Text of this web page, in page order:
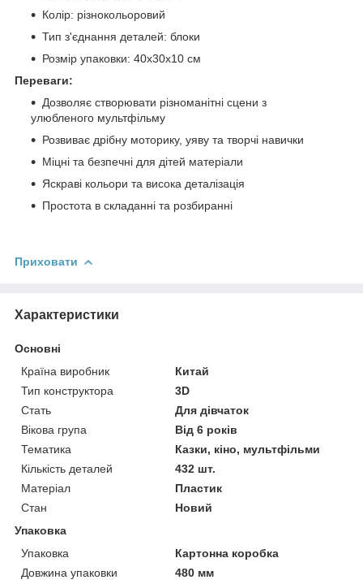
Колір: різнокольоровий
Тип з'єднання деталей: блоки
Розмір упаковки: 40х30х10 см
Переваги:
Дозволяє створювати різноманітні сцени з
улюбленого мультфільму
Розвиває дрібну моторику, уяву та творчі навички
Міцні та безпечні для дітей матеріали
Яскраві кольори та висока деталізація
Простота в складанні та розбиранні
Приховати
Характеристики
Основні
Країна виробник
Китай
Тип конструктора
3D
Стать
Для дівчаток
Вікова група
Від 6 років
Тематика
Казки, кіно, мультфільми
Кількість деталей
432 шт.
Матеріал
Пластик
Стан
Новий
Упаковка
Упаковка
Картонна коробка
Довжина упаковки
480 мм